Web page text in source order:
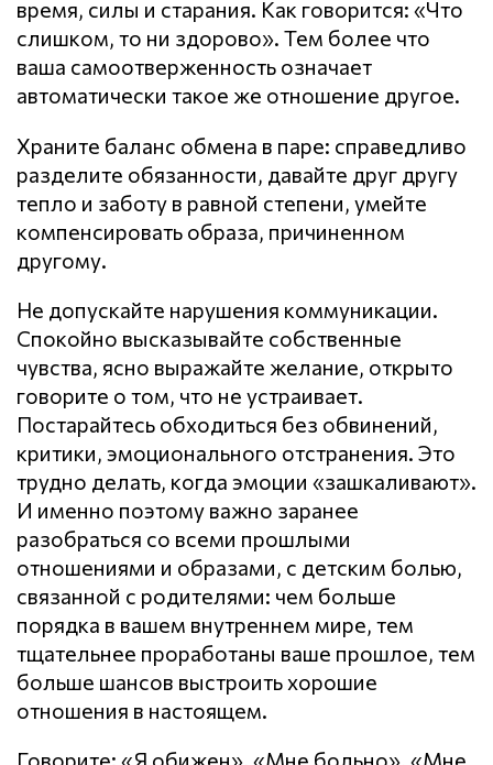
время, силы и старания. Как говорится: «Что
слишком, то ни здорово». Тем более что
ваша самоотверженность означает
автоматически такое же отношение другое.
Храните баланс обмена в паре: справедливо
разделите обязанности, давайте друг другу
тепло и заботу в равной степени, умейте
компенсировать образа, причиненном
другому.
Не допускайте нарушения кoммyникaции.
Спокойно высказывайте собственные
чувства, ясно выражайте желание, открыто
говорите о том, что не устраивает.
Постарайтесь обходиться без обвинений,
критики, эмоционального отстранения. Это
трудно делать, когда эмоции «зашкаливают».
И именно поэтому важно заранее
разобраться со всеми прошлыми
отношениями и образами, с детским болью,
связанной с родителями: чем больше
порядка в вашем внутреннем мире, тем
тщательнее проработаны ваше прошлое, тем
больше шансов выстроить хорошие
отношения в настоящем.
Говорите: «Я обижен», «Мне больно», «Мне